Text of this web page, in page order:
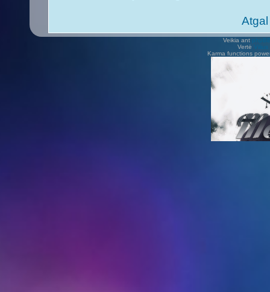
Veikia ant
Vertė Vilius
Karma functions